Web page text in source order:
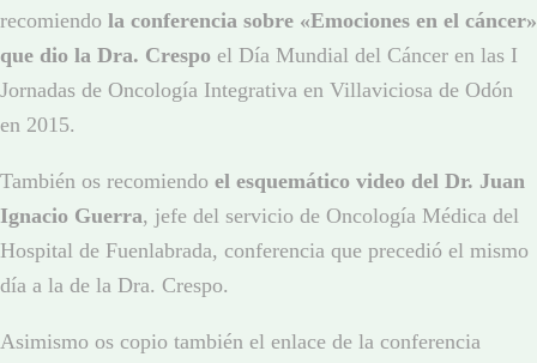
recomiendo la conferencia sobre «Emociones en el cáncer»
que dio la Dra. Crespo el Día Mundial del Cáncer en las I
Jornadas de Oncología Integrativa en Villaviciosa de Odón
en 2015.
También os recomiendo el esquemático video del Dr. Juan
Ignacio Guerra, jefe del servicio de Oncología Médica del
Hospital de Fuenlabrada, conferencia que precedió el mismo
día a la de la Dra. Crespo.
Asimismo os copio también el enlace de la conferencia